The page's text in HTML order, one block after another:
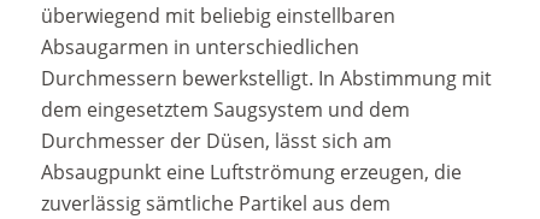
überwiegend mit beliebig einstellbaren
Absaugarmen in unterschiedlichen
Durchmessern bewerkstelligt. In Abstimmung mit
dem eingesetztem Saugsystem und dem
Durchmesser der Düsen, lässt sich am
Absaugpunkt eine Luftströmung erzeugen, die
zuverlässig sämtliche Partikel aus dem